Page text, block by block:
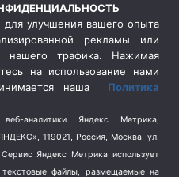
улучшения вашего опыта
рекламы или
нашего трафика. Нажимая
на использование нами
наша Политика
аналитики Яндекс Метрика,
119021, Россия, Москва, ул.
Яндекс Метрика использует
файлы, размещаемые на